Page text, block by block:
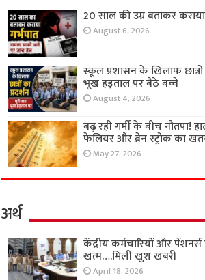
20 साल की उम्र बताकर
August 6, 2026
स्कूल प्रशासन के खिलाफ छात्रों
भूख हड़ताल पर बैठे बच्चे
August 4, 2026
बढ़ रही गर्मी के बीच नौतपा!
फेलियर और ब्रेन स्ट्रोक का
May 27, 2026
अर्थ
केंद्रीय कर्मचारियों और
खत्म….मिली खुश खबरी
April 18, 2026